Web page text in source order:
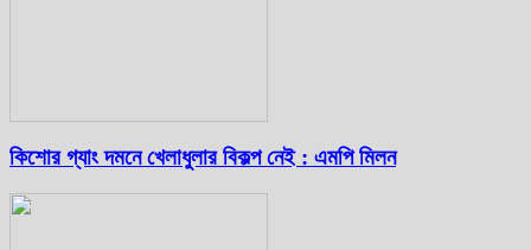
কিশোর গ্যাং দমনে খেলাধুলার বিকল্প নেই : এমপি মিলন